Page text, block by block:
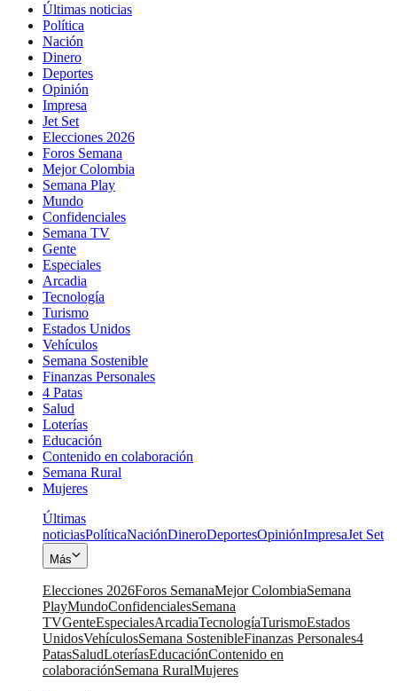
Últimas noticias
Política
Nación
Dinero
Deportes
Opinión
Impresa
Jet Set
Elecciones 2026
Foros Semana
Mejor Colombia
Semana Play
Mundo
Confidenciales
Semana TV
Gente
Especiales
Arcadia
Tecnología
Turismo
Estados Unidos
Vehículos
Semana Sostenible
Finanzas Personales
4 Patas
Salud
Loterías
Educación
Contenido en colaboración
Semana Rural
Mujeres
Últimas
noticiasPolíticaNaciónDineroDeportesOpiniónImpresaJet Set
Más
Elecciones 2026Foros SemanaMejor ColombiaSemana
PlayMundoConfidencialesSemana
TVGenteEspecialesArcadiaTecnologíaTurismoEstados
UnidosVehículosSemana SostenibleFinanzas Personales4
PatasSaludLoteríasEducaciónContenido en
colaboraciónSemana RuralMujeres